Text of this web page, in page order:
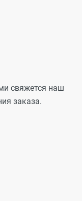
свяжется наш
заказа.